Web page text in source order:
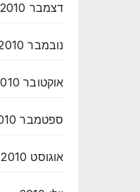
דצמבר 2010
נובמבר 2010
אוקטובר 2010
ספטמבר 2010
אוגוסט 2010